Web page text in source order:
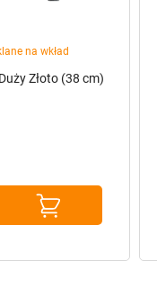
na wkład
Złoto (38 cm)